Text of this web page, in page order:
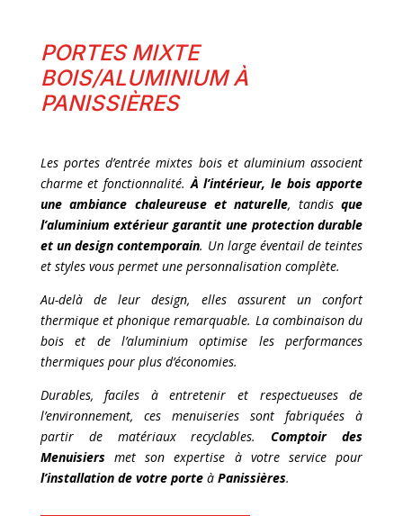
PORTES MIXTE
BOIS/ALUMINIUM À
PANISSIÈRES
Les portes d’entrée mixtes bois et aluminium associent
charme et fonctionnalité.À l’intérieur, le bois apporte
une ambiance chaleureuse et naturelle, tandisque
l’aluminium extérieur garantit une protection durable
et un design contemporain. Un large éventail de teintes
et styles vous permet une personnalisation complète.
Au-delà de leur design, elles assurent un confort
thermique et phonique remarquable. La combinaison du
bois et de l’aluminium optimise les performances
thermiques pour plus d’économies.
Durables, faciles à entretenir et respectueuses de
l’environnement, ces menuiseries sont fabriquées à
partir de matériaux recyclables.Comptoir des
Menuisiersmet son expertise à votre service pour
l’installation de votre porteà Panissières.